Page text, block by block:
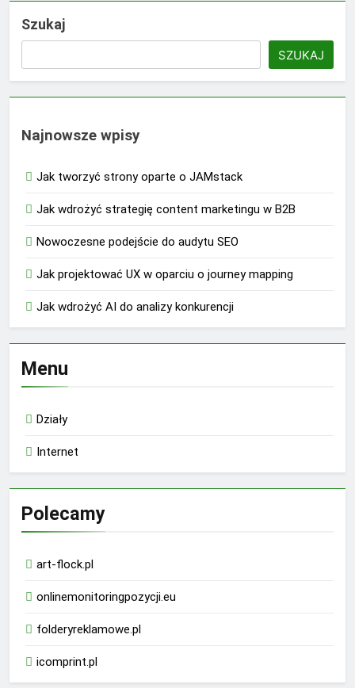
Szukaj
SZUKAJ
Najnowsze wpisy
Jak tworzyć strony oparte o JAMstack
Jak wdrożyć strategię content marketingu w B2B
Nowoczesne podejście do audytu SEO
Jak projektować UX w oparciu o journey mapping
Jak wdrożyć AI do analizy konkurencji
Menu
Działy
Internet
Polecamy
art-flock.pl
onlinemonitoringpozycji.eu
folderyreklamowe.pl
icomprint.pl